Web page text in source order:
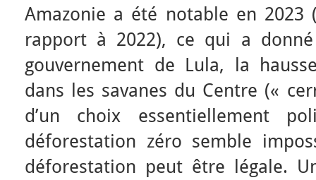
Amazonie a été notable en 2023
rapport à 2022), ce qui a
gouvernement de Lula, la
dans les savanes du Centre («
d’un choix essentiellement
déforestation zéro semble
déforestation peut être légale.